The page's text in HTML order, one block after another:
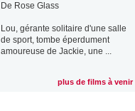
De Rose Glass
Lou, gérante solitaire d'une salle
de sport, tombe éperdument
amoureuse de Jackie, une ...
plus de films à venir